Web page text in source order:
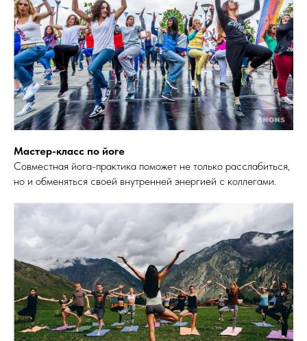
Мастер-класс по йоге
Совместная йога-практика поможет не только расслабиться,
но и обменяться своей внутренней энергией с коллегами.